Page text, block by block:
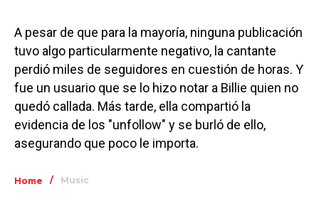
A pesar de que para la mayoría, ninguna publicación
tuvo algo particularmente negativo, la cantante
perdió miles de seguidores en cuestión de horas. Y
fue un usuario que se lo hizo notar a Billie quien no
quedó callada. Más tarde, ella compartió la
evidencia de los "unfollow" y se burló de ello,
asegurando que poco le importa.
Home / Music